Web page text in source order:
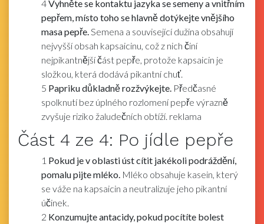
4Vyhněte se kontaktu jazyka se semeny a vnitřním
pepřem, místo toho se hlavně dotýkejte vnějšího
masa pepře. Semena a související dužina obsahují
nejvyšší obsah kapsaicinu, což z nich činí
nejpikantnější část pepře, protože kapsaicin je
složkou, která dodává pikantní chuť.
5 Papriku důkladně rozžvýkejte. Předčasné
spolknutí bez úplného rozlomení pepře výrazně
zvyšuje riziko žaludečních obtíží. reklama
Část 4 ze 4: Po jídle pepře
1 Pokud je v oblasti úst cítit jakékoli podráždění,
pomalu pijte mléko. Mléko obsahuje kasein, který
se váže na kapsaicin a neutralizuje jeho pikantní
účinek.
2 Konzumujte antacidy, pokud pocítíte bolest